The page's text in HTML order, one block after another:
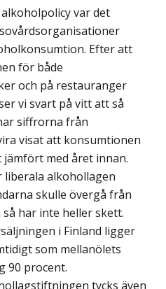
var det
Efter att
för både
och på restauranger
vi svart på vitt att så
siffrorna från
visat att konsumtionen
jämfört med året innan.
alkohollagen
skulle övergå från
har inte heller skett.
i Finland ligger
som mellanölets
90 procent.
tycks även